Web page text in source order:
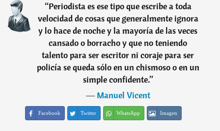
“Periodista es ese tipo que escribe a toda
velocidad de cosas que generalmente ignora
y lo hace de noche y la mayoría de las veces
cansado o borracho y que no teniendo
talento para ser escritor ni coraje para ser
policía se queda sólo en un chismoso o en un
simple confidente.”
―Manuel Vicent
Facebook Twitter WhatsApp Imagen